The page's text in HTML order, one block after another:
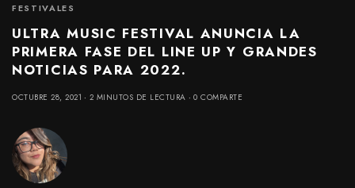
FESTIVALES
ULTRA MUSIC FESTIVAL ANUNCIA LA
PRIMERA FASE DEL LINE UP Y GRANDES
NOTICIAS PARA 2022.
OCTUBRE 28, 2021 2 MINUTOS DE LECTURA 0 COMPARTE